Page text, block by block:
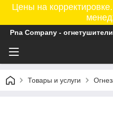
Цены на
Pna Company -
Товары и услуги